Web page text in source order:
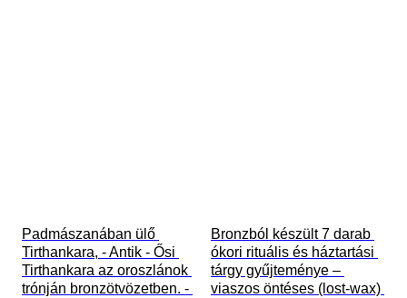
Padmászanában ülő
Tirthankara, - Antik - Ősi
Tirthankara az oroszlánok
trónján bronzötvözetben. -
Bronzból készült 7 darab
ókori rituális és háztartási
tárgy gyűjteménye –
viaszos öntéses (lost-wax)